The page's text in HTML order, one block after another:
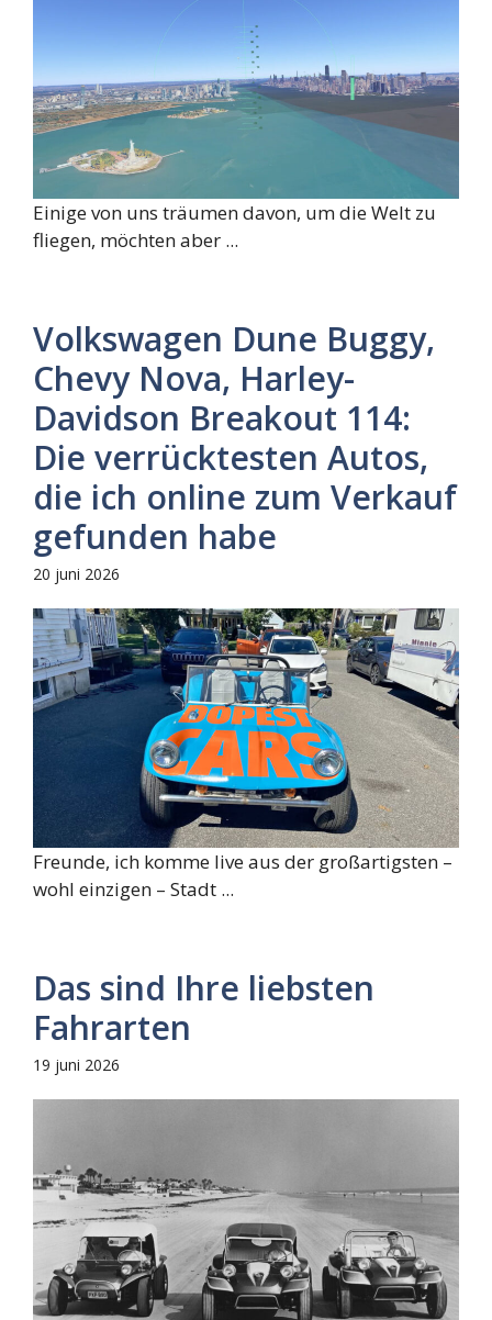
Einige von uns träumen davon, um die Welt zu
fliegen, möchten aber ...
Volkswagen Dune Buggy,
Chevy Nova, Harley-
Davidson Breakout 114:
Die verrücktesten Autos,
die ich online zum Verkauf
gefunden habe
20 juni 2026
Freunde, ich komme live aus der großartigsten –
wohl einzigen – Stadt ...
Das sind Ihre liebsten
Fahrarten
19 juni 2026